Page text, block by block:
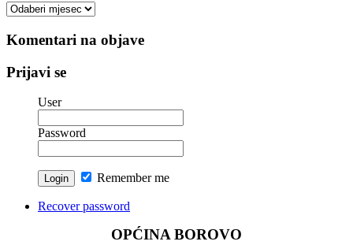
Arhiva
Komentari na objave
Prijavi se
User
Password
Remember me
Recover password
OPĆINA BOROVO